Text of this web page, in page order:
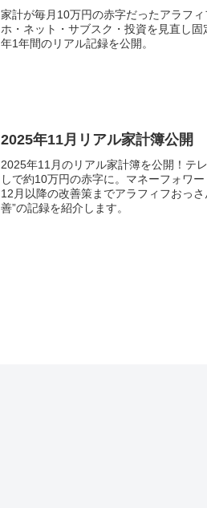
家計が毎月10万円の赤字だったアラフ
ホ・ネット・サブスク・投資を見直し
年1年間のリアル記録を公開。
2025年11月リアル家計簿公開
2025年11月のリアル家計簿を公開！テ
しで約10万円の赤字に。マネーフォワ
12月以降の改善策までアラフィフおっ
善”の記録を紹介します。